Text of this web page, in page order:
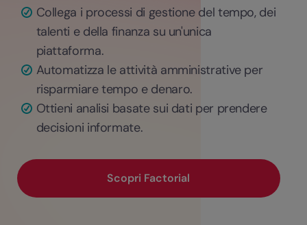
Collega i processi di gestione del tempo, dei
talenti e della finanza su un'unica
piattaforma.
Automatizza le attività amministrative per
risparmiare tempo e denaro.
Ottieni analisi basate sui dati per prendere
decisioni informate.
Scopri Factorial